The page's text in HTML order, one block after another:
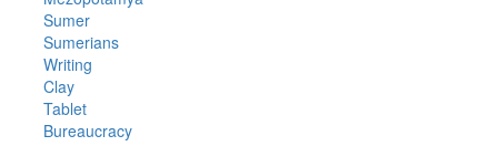
Sumer
Sumerians
Writing
Clay
Tablet
Bureaucracy